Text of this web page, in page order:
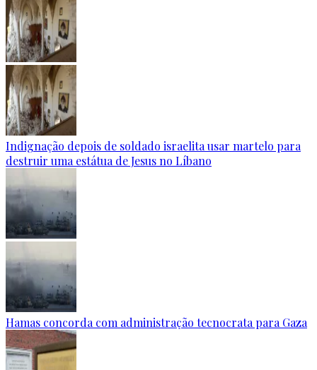
Indignação depois de soldado israelita usar martelo para
destruir uma estátua de Jesus no Líbano
Hamas concorda com administração tecnocrata para Gaza